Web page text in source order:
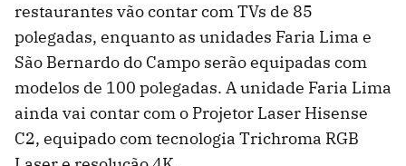
restaurantes vão contar com TVs de 85
polegadas, enquanto as unidades Faria Lima e
São Bernardo do Campo serão equipadas com
modelos de 100 polegadas. A unidade Faria Lima
ainda vai contar com o Projetor Laser Hisense
C2, equipado com tecnologia Trichroma RGB